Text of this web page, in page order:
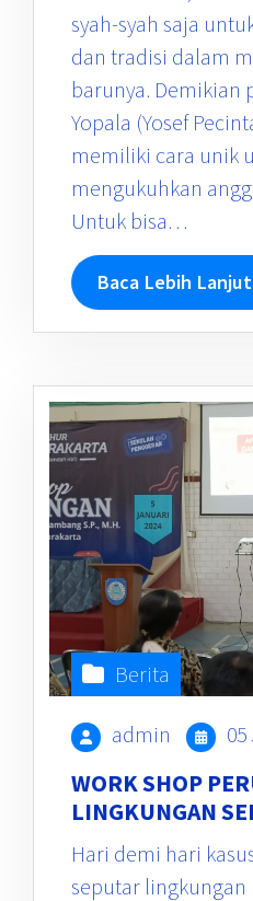
syah-syah saja
dan tradisi dalam
barunya. Demikian
Yopala (Yosef
memiliki cara unik
mengukuhkan
Untuk bisa…
Baca Lebih Lanjut
Berita
admin 05
WORK SHOP
LINGKUNGAN
Hari demi hari
seputar